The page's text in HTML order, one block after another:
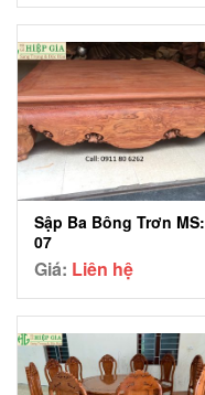
Sập Ba Bông Trơn MS:
07
Giá: Liên hệ